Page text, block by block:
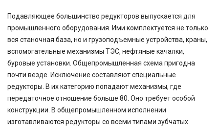
Подавляющее большинство редукторов выпускается для
промышленного оборудования. Ими комплектуется не только
вся станочная база, но и грузоподъемные устройства, краны,
вспомогательные механизмы ТЭС, нефтяные качалки,
буровые установки. Общепромышленная схема пригодна
почти везде. Исключение составляют специальные
редукторы. В их категорию попадают механизмы, где
передаточное отношение больше 80. Оно требует особой
конструкции. В общепромышленном исполнении
изготавливаются редукторы со всеми типами зубчатых